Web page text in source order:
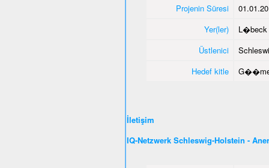
Projenin Süresi
Yer(ler)
Üstlenici
Hedef kitle
İletişim
IQ-Netzwerk Schleswig-Holstein -